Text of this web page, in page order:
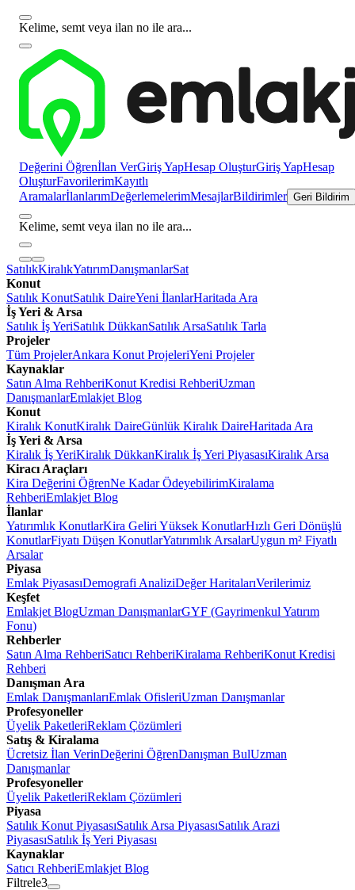
Kelime, semt veya ilan no ile ara...
Değerini Öğrenİlan VerGiriş YapHesap OluşturGiriş YapHesap
OluşturFavorilerimKayıtlı
AramalarİlanlarımDeğerlemelerimMesajlarBildirimler Geri Bildirim
Kelime, semt veya ilan no ile ara...
SatılıkKiralıkYatırımDanışmanlarSat
Konut
Satılık KonutSatılık DaireYeni İlanlarHaritada Ara
İş Yeri & Arsa
Satılık İş YeriSatılık DükkanSatılık ArsaSatılık Tarla
Projeler
Tüm ProjelerAnkara Konut ProjeleriYeni Projeler
Kaynaklar
Satın Alma RehberiKonut Kredisi RehberiUzman
DanışmanlarEmlakjet Blog
Konut
Kiralık KonutKiralık DaireGünlük Kiralık DaireHaritada Ara
İş Yeri & Arsa
Kiralık İş YeriKiralık DükkanKiralık İş Yeri PiyasasıKiralık Arsa
Kiracı Araçları
Kira Değerini ÖğrenNe Kadar ÖdeyebilirimKiralama
RehberiEmlakjet Blog
İlanlar
Yatırımlık KonutlarKira Geliri Yüksek KonutlarHızlı Geri Dönüşlü
KonutlarFiyatı Düşen KonutlarYatırımlık ArsalarUygun m² Fiyatlı
Arsalar
Piyasa
Emlak PiyasasıDemografi AnaliziDeğer HaritalarıVerilerimiz
Keşfet
Emlakjet BlogUzman DanışmanlarGYF (Gayrimenkul Yatırım
Fonu)
Rehberler
Satın Alma RehberiSatıcı RehberiKiralama RehberiKonut Kredisi
Rehberi
Danışman Ara
Emlak DanışmanlarıEmlak OfisleriUzman Danışmanlar
Profesyoneller
Üyelik PaketleriReklam Çözümleri
Satış & Kiralama
Ücretsiz İlan VerinDeğerini ÖğrenDanışman BulUzman
Danışmanlar
Profesyoneller
Üyelik PaketleriReklam Çözümleri
Piyasa
Satılık Konut PiyasasıSatılık Arsa PiyasasıSatılık Arazi
PiyasasıSatılık İş Yeri Piyasası
Kaynaklar
Satıcı RehberiEmlakjet Blog
Filtrele3